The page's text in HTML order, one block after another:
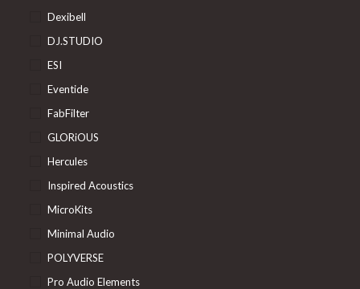
Dexibell
DJ.STUDIO
ESI
Eventide
FabFilter
GLORiOUS
Hercules
Inspired Acoustics
MicroKits
Minimal Audio
POLYVERSE
Pro Audio Elements